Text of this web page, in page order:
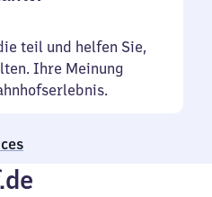
teil und helfen Sie,
Ihre Meinung